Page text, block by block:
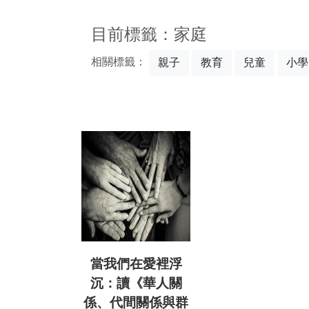
目前標籤：家庭
相關標籤： 親子 教育 兒童 小學
當我們在愛裡浮
沉：讀《華人關
係、代間關係與群